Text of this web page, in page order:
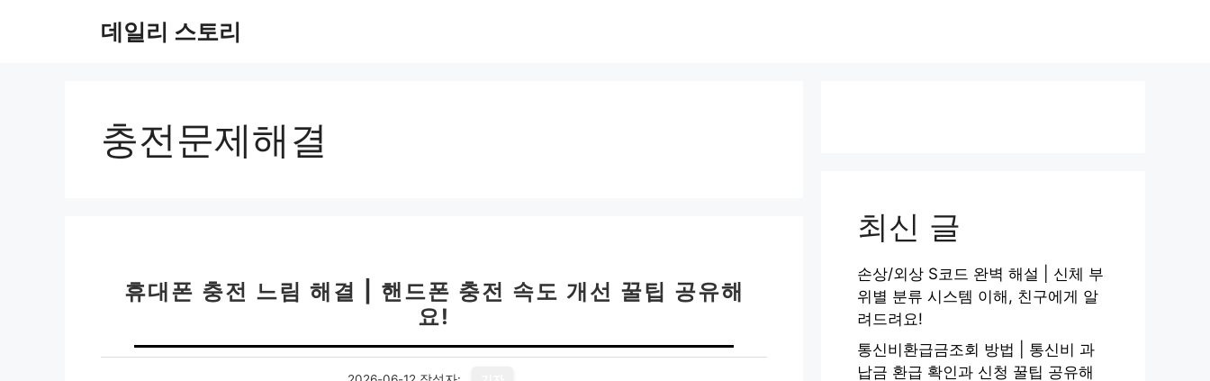
데일리 스토리
충전문제해결
휴대폰 충전 느림 해결 | 핸드폰 충전 속도 개선 꿀팁 공유해
요!
최신 글
손상/외상 S코드 완벽 해설 | 신체 부
위별 분류 시스템 이해, 친구에게 알
려드려요!
통신비환급금조회 방법 | 통신비 과
납금 환급 확인과 신청 꿀팁 공유해